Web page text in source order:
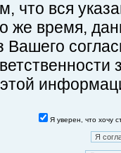
что вся
же время,
этой
Я уверен, что хочу